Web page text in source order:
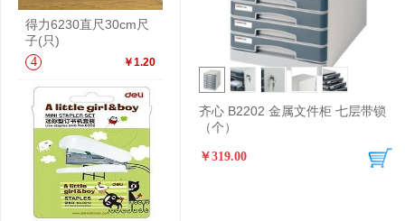
得力6230直尺30cm尺
子(只)
￥1.20
4
齐心 B2202 金属文件柜 七层带锁
（个）
￥319.00